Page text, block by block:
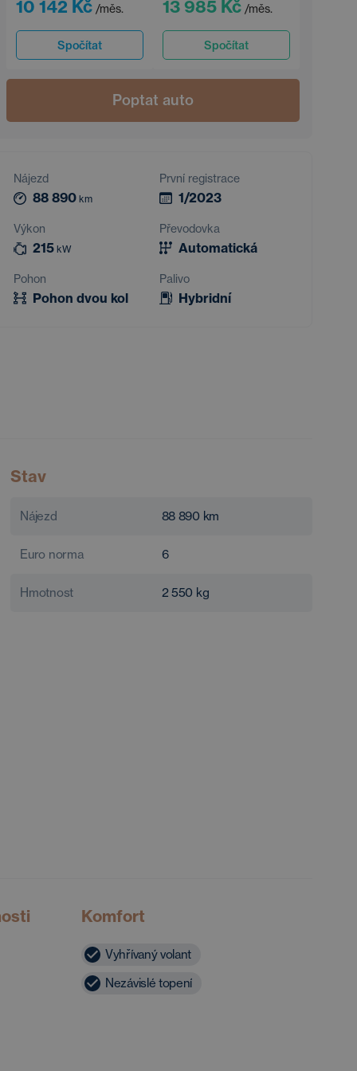
10 142 Kč /měs.
Spočítat
13 985 Kč /měs.
Spočítat
Poptat auto
Nájezd
88 890 km
První registrace
1/2023
Výkon
215 kW
Převodovka
Automatická
Pohon
Pohon dvou kol
Palivo
Hybridní
Stav
Nájezd 88 890 km
Euro norma 6
Hmotnost 2 550 kg
Komfort
Vyhřívaný volant
Nezávislé topení